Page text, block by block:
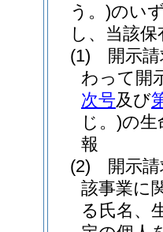
う。)のい
し、当該
(1)
開示
わって開
次号及び
じ。)の生
報
(2)
開示
該事業に
る氏名、